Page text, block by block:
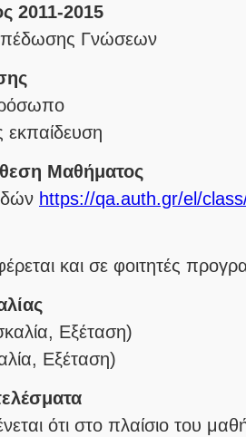
2011-2015
Γνώσεων
Μαθήματος
https://qa.auth.gr/el/
και σε φοιτητές
Εξέταση)
Εξέταση)
ότι στo πλαίσιo του